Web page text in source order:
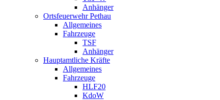
Anhänger
Ortsfeuerwehr Pethau
Allgemeines
Fahrzeuge
TSF
Anhänger
Hauptamtliche Kräfte
Allgemeines
Fahrzeuge
HLF20
KdoW